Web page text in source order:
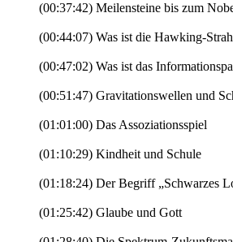
(00:37:42) Meilensteine bis zum
(00:44:07) Was ist die Hawking-
(00:47:02) Was ist das
(00:51:47) Gravitationswellen und
(01:01:00) Das Assoziationsspiel
(01:10:29) Kindheit und Schule
(01:18:24) Der Begriff „Schwarzes
(01:25:42) Glaube und Gott